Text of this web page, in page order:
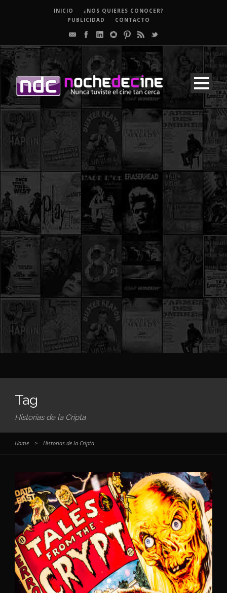
INICIO
¿NOS QUIERES CONOCER?
PUBLICIDAD
CONTACTO
Tag
Historias de la Cripta
Home > Historias de la Cripta